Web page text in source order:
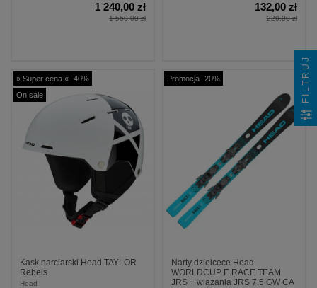
1 240,00 zł
1 550,00 zł
132,00 zł
220,00 zł
» Super cena « -40%
On sale
Kask narciarski Head TAYLOR
Rebels
Head
Promocja -20%
Narty dzieicęce Head
WORLDCUP E.RACE TEAM
JRS + wiązania JRS 7.5 GW CA
FILTRUJ